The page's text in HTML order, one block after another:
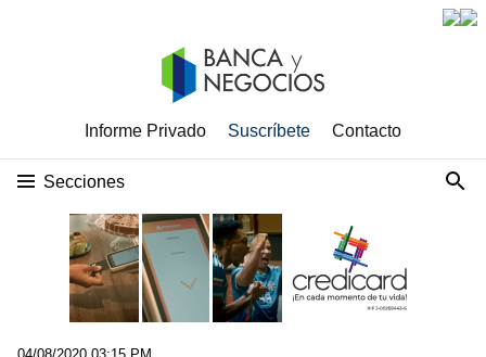
Informe Privado Suscríbete Contacto
Secciones